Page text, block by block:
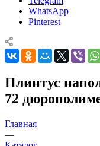
WhatsApp
Pinterest
Плинтус
72
Главная
—